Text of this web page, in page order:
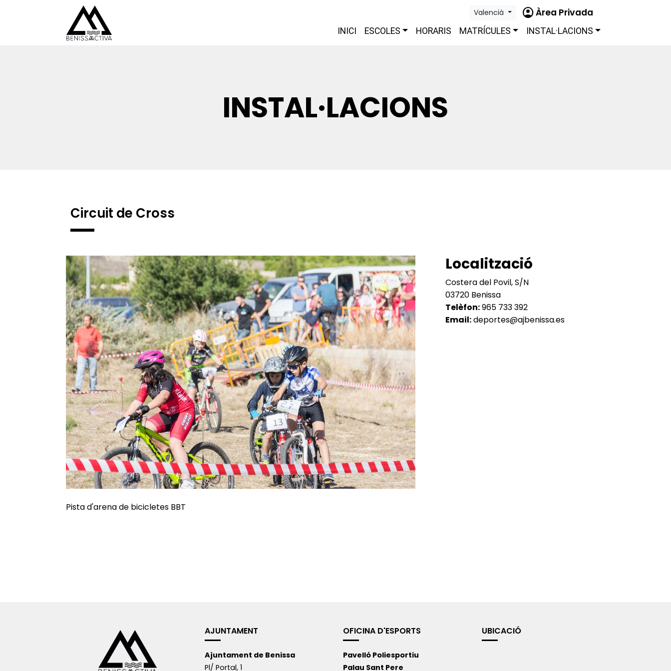
Valencià account_circleÀrea Privada
INICI ESCOLES HORARIS MATRÍCULES INSTAL·LACIONS
INSTAL·LACIONS
Circuit de Cross
Pista d'arena de bicicletes BBT
Localització
Costera del Povil, S/N
03720 Benissa
Telèfon:965 733 392
Email:deportes@ajbenissa.es
AJUNTAMENT
Ajuntament de Benissa
Pl/ Portal, 1
OFICINA D'ESPORTS
Pavelló Poliesportiu
Palau Sant Pere
UBICACIÓ